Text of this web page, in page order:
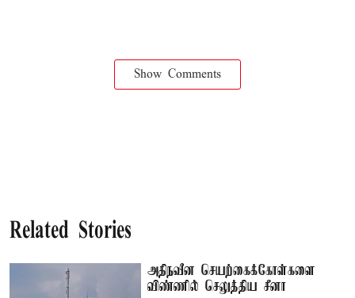
Show Comments
Related Stories
அதிநவீன செயற்கைக்கோள்களை
விண்ணில் செலுத்திய சீனா